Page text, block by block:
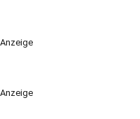
Anzeige
Anzeige